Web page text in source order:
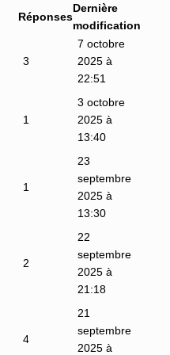
Réponses
Dernière
modification
3
7 octobre
2025 à
22:51
1
3 octobre
2025 à
13:40
1
23
septembre
2025 à
13:30
2
22
septembre
2025 à
21:18
4
21
septembre
2025 à